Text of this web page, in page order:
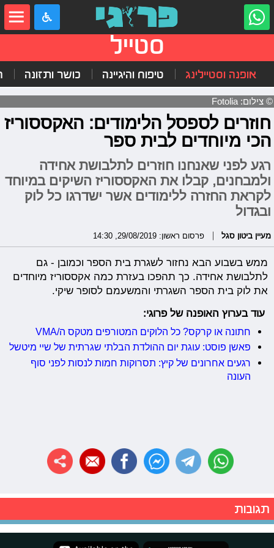
סטייל
אופנה וסטיילינג טיפוח והיגיינה כושר ותזונה
© צילום: Fotolia
חוזרים לספסל הלימודים: האקססוריז
הכי מיוחדים לבית ספר
רגע לפני שאנחנו חוזרים לתלבושת אחידה
ולמבחנים, קבלו את האקססוריז השיקים במיוחד
לקראת החזרה ללימודים אשר ישדרגו כל לוק
ובגדול
מעיין ביטון סגל פרסום ראשון: 29/08/2019, 14:30
ממש בשבוע הבא נחזור לשגרת בית הספר וכמובן - גם
לתלבושת אחידה. כך תהפכו בעזרת כמה אקססוריז מיוחדים
את לוק בית הספר השגרתי והמשעמם לסופר שיקי.
עוד בערוץ האופנה של פרוגי:
חתונה או קרקס? כל הלוקים המטורפים מטקס ה/VMA
פאשן פוסט: עוגת יום ההולדת הבלתי שגרתית של שיי מיטשל
רגעים אחרונים של קיץ: תסרוקות חמות לנסות לפני סוף
העונה
תגובות